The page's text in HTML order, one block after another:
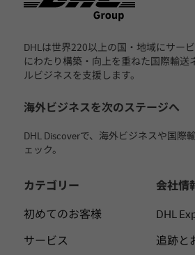
DHLは世界220以上の国・地域にサー
にわたり構築・向上を重ねた国際輸送
ルビジネスを支援します。
海外ビジネスを次のステージへ
DHL Discoverで、海外ビジネスや国際
ェック。
カテゴリー
初めてのお客様
サービス
会社情
DHL
追跡と